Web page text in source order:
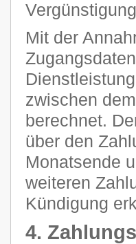
Mit der
zwischen
berechnet.
über den
Monatsende
weiteren
Kündigung
4.